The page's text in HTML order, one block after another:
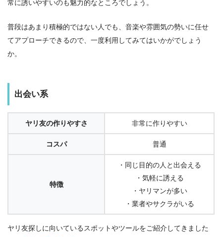
常に誘いやすいのも魅力的なところでしょう。
普段はあまり積極的ではない人でも、音楽や雰囲気の勢いに任せ
てアプローチできるので、一度利用してみてはいかがでしょう
か。
出会い系
ヤリ友の作りやすさ 非常に作りやすい
コスパ 普通
特徴
・同じ目的の人と出会える
・気軽に誘える
・ヤリマンが多い
・業者やサクラがいる
ヤリ友探しに向いているスポットやツールをご紹介してきました